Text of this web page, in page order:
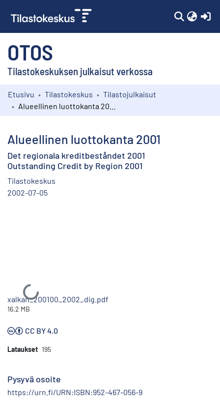
OTOS
Tilastokeskuksen julkaisut verkossa
Kokoelmat
Etusivu Tilastokeskus
Tilastojulkaisut
Alueellinen luottokanta 2001
Det regionala kreditbeståndet 2001
Outstanding Credit by Region 2001
Tilastokeskus
2002-07-05
Ladataan...
xalkan_200100_2002_dig.pdf
16.2 MB
CC BY 4.0
Lataukset 195
Pysyvä osoite
https://urn.fi/URN:ISBN:952-467-056-9